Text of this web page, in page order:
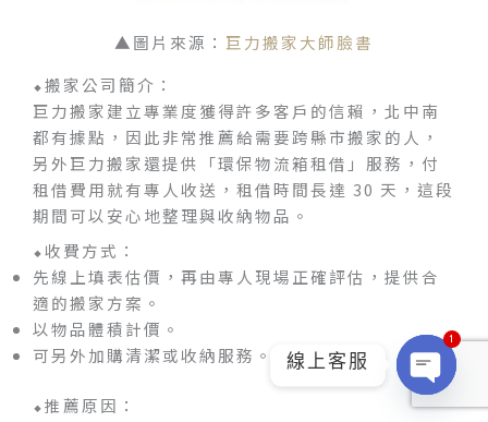
▲圖片來源： 巨力搬家大師臉書
⬥搬家公司簡介：
巨力搬家建立專業度獲得許多客戶的信賴，北中南
都有據點，因此非常推薦給需要跨縣市搬家的人，
另外巨力搬家還提供「環保物流箱租借」服務，付
租借費用就有專人收送，租借時間長達 30 天，這段
期間可以安心地整理與收納物品。
⬥收費方式：
先線上填表估價，再由專人現場正確評估，提供合
適的搬家方案。
以物品體積計價。
可另外加購清潔或收納服務。
⬥推薦原因：
線上客服